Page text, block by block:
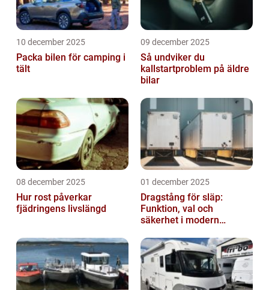
10 december 2025
Packa bilen för camping i
tält
09 december 2025
Så undviker du
kallstartproblem på äldre
bilar
08 december 2025
Hur rost påverkar
fjädringens livslängd
01 december 2025
Dragstång för släp:
Funktion, val och
säkerhet i modern